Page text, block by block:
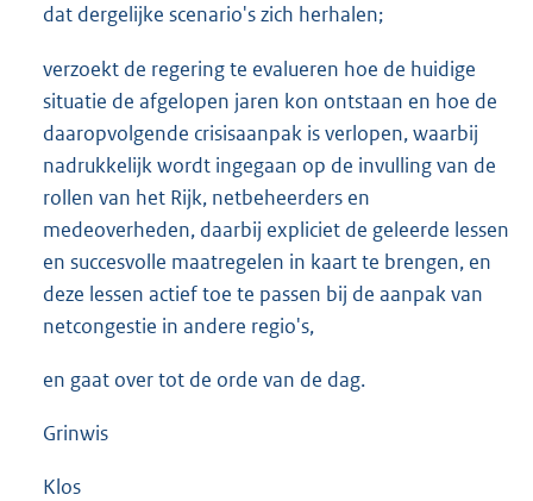
dat dergelijke scenario's zich herhalen;
verzoekt de regering te evalueren hoe de huidige
situatie de afgelopen jaren kon ontstaan en hoe de
daaropvolgende crisisaanpak is verlopen, waarbij
nadrukkelijk wordt ingegaan op de invulling van de
rollen van het Rijk, netbeheerders en
medeoverheden, daarbij expliciet de geleerde lessen
en succesvolle maatregelen in kaart te brengen, en
deze lessen actief toe te passen bij de aanpak van
netcongestie in andere regio's,
en gaat over tot de orde van de dag.
Grinwis
Klos